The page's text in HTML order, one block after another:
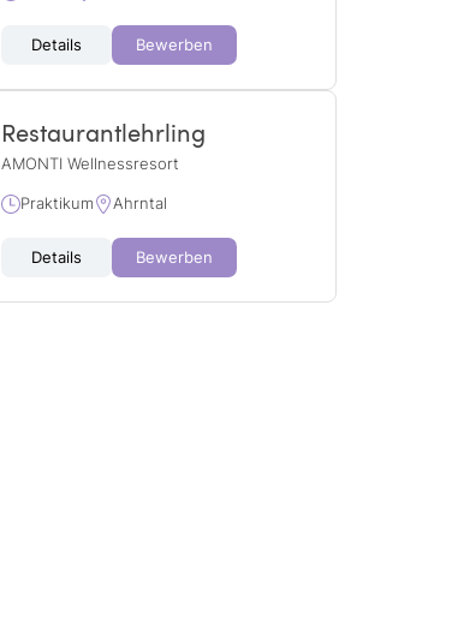
Details Bewerben
Restaurantlehrling
AMONTI Wellnessresort
Praktikum Ahrntal
Details Bewerben